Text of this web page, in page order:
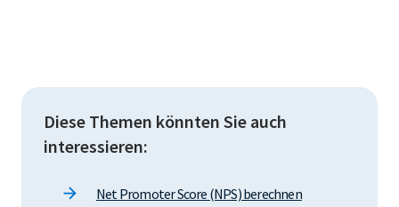
Diese Themen könnten Sie auch
interessieren:
Net Promoter Score (NPS) berechnen